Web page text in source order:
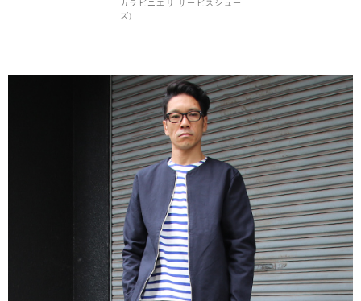
カラビニエリ サービスシュー
ズ）